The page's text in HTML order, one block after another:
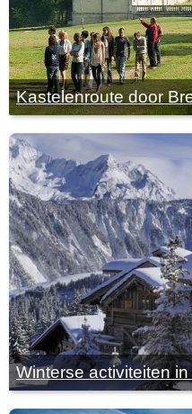
Kastelenroute door
Winterse activiteiten